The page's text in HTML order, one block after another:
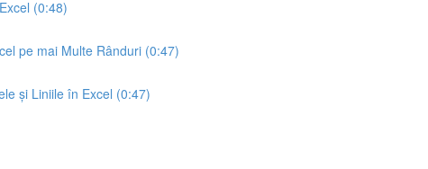
(0:48)
pe mai Multe Rânduri (0:47)
și Liniile în Excel (0:47)